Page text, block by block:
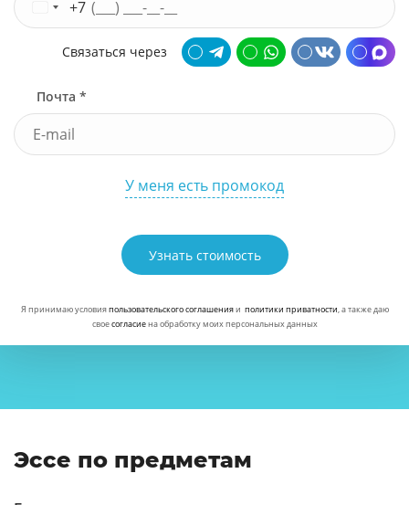
+7
Связаться через
Почта *
У меня есть промокод
Узнать стоимость
Я принимаю условияпользовательского соглашенияи политики приватности, а также даю
своесогласиена обработку моих персональных данных
Эссе по предметам